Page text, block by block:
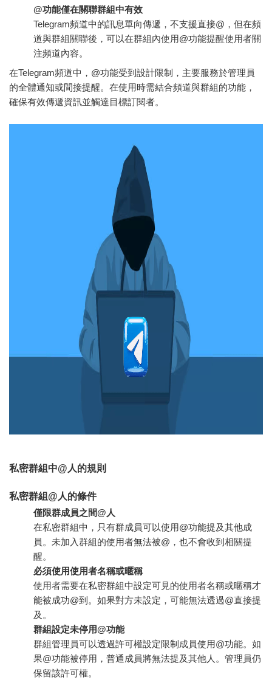
@功能僅在關聯群組中有效
Telegram頻道中的訊息單向傳遞，不支援直接@，但在頻
道與群組關聯後，可以在群組內使用@功能提醒使用者關
注頻道內容。
在Telegram頻道中，@功能受到設計限制，主要服務於管理員
的全體通知或間接提醒。在使用時需結合頻道與群組的功能，
確保有效傳遞資訊並觸達目標訂閱者。
私密群組中@人的規則
私密群組@人的條件
僅限群成員之間@人
在私密群組中，只有群成員可以使用@功能提及其他成
員。未加入群組的使用者無法被@，也不會收到相關提
醒。
必須使用使用者名稱或暱稱
使用者需要在私密群組中設定可見的使用者名稱或暱稱才
能被成功@到。如果對方未設定，可能無法透過@直接提
及。
群組設定未停用@功能
群組管理員可以透過許可權設定限制成員使用@功能。如
果@功能被停用，普通成員將無法提及其他人。管理員仍
保留該許可權。